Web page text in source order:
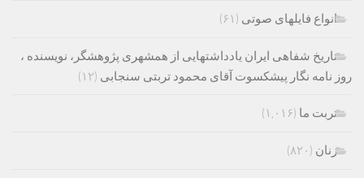
انواع فایلهای صوتی (۶۱)
تاریخ شفاهی ایران یادداشتهایی از همشهری پژوهشگر، نویسنده ،
روز نامه نگار پیشکسوت آقای محمود تربتی سنجابی (۱۲)
تربت ما (۱,۰۱۶)
زنان (۸۲۰)